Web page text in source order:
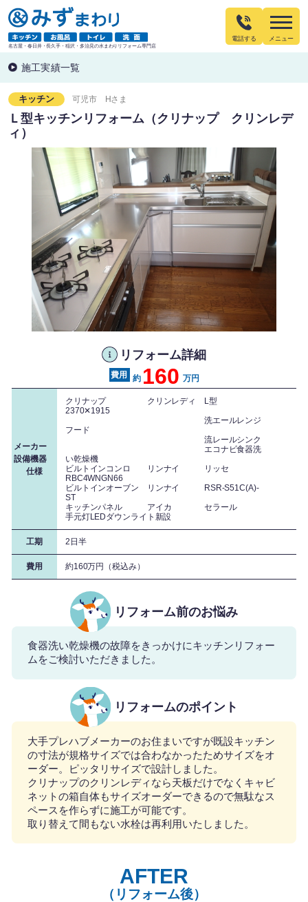
名古屋・春日井・長久手・稲沢・多治見の水まわりリフォーム専門店
電話する
施工実績一覧
キッチン 可児市 Hさま
Ｌ型キッチンリフォーム（クリナップ クリンレデ
ィ）
リフォーム詳細
約 160 万円
メーカー
設備機器
仕様
クリナップ クリンレディ L型
2370✕1915
洗エールレンジ
フード
流レールシンク
エコナビ食器洗
い乾燥機
ビルトインコンロ リンナイ リッセ
RBC4WNGN66
ビルトインオーブン リンナイ RSR-S51C(A)-
ST
キッチンパネル アイカ セラール
手元灯LEDダウンライト新設
工期 2日半
費用 約160万円（税込み）
リフォーム前のお悩み
食器洗い乾燥機の故障をきっかけにキッチンリフォー
ムをご検討いただきました。
リフォームのポイント
大手プレハブメーカーのお住まいですが既設キッチン
の寸法が規格サイズでは合わなかったためサイズをオ
ーダー。ピッタリサイズで設計しました。
クリナップのクリンレディなら天板だけでなくキャビ
ネットの箱自体もサイズオーダーできるので無駄なス
ペースを作らずに施工が可能です。
取り替えて間もない水栓は再利用いたしました。
AFTER
（リフォーム後）
既存の壁はそのままにピッタリサイズです
収納力抜群のコーナー収納。コーナー部分でも無駄なスペースなく活用できま